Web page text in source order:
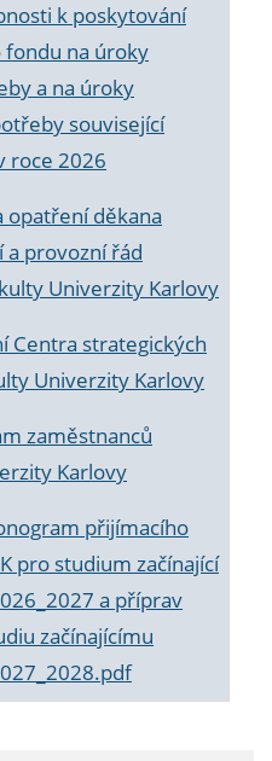
k poskytování
fondu na úroky
a na úroky
související
roce 2026
opatření děkana
a provozní řád
Univerzity Karlovy
Centra strategických
Univerzity Karlovy
zaměstnanců
Karlovy
přijímacího
pro studium začínající
a příprav
začínajícímu